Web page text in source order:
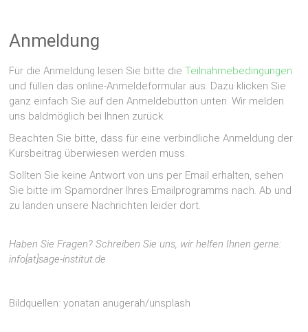
Anmeldung
Für die Anmeldung lesen Sie bitte dieTeilnahmebedingungen
und füllen das online-Anmeldeformular aus. Dazu klicken Sie
ganz einfach Sie auf den Anmeldebutton unten. Wir melden
uns baldmöglich bei Ihnen zurück.
Beachten Sie bitte, dass für eine verbindliche Anmeldung der
Kursbeitrag überwiesen werden muss.
Sollten Sie keine Antwort von uns per Email erhalten, sehen
Sie bitte im Spamordner Ihres Emailprogramms nach. Ab und
zu landen unsere Nachrichten leider dort.
Haben Sie Fragen? Schreiben Sie uns, wir helfen Ihnen gerne:
info[at]sage-institut.de
Bildquellen: yonatan anugerah/unsplash